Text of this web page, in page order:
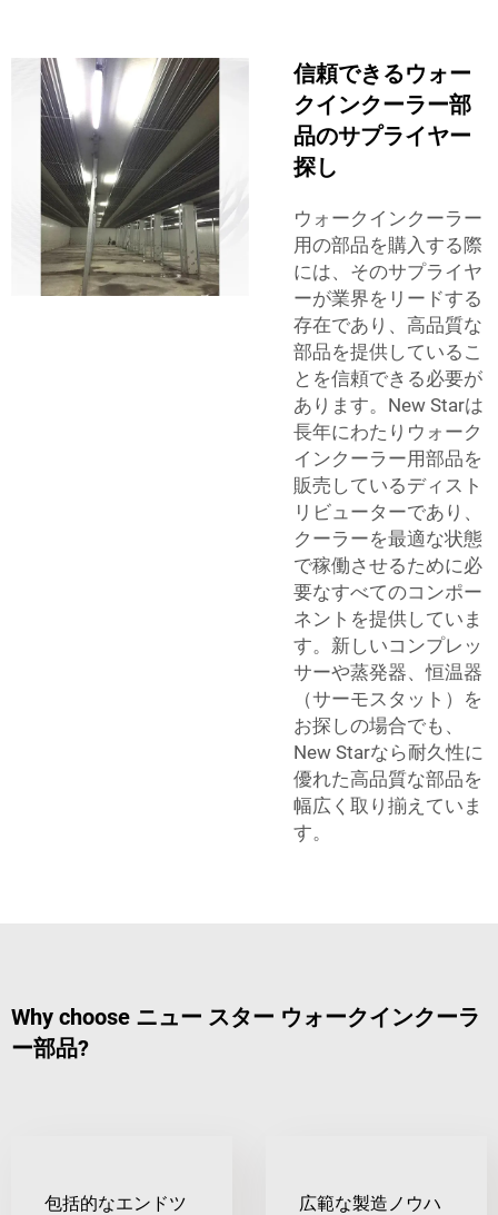
信頼できるウォー
クインクーラー部
品のサプライヤー
探し
ウォークインクーラー
用の部品を購入する際
には、そのサプライヤ
ーが業界をリードする
存在であり、高品質な
部品を提供しているこ
とを信頼できる必要が
あります。New Starは
長年にわたりウォーク
インクーラー用部品を
販売しているディスト
リビューターであり、
クーラーを最適な状態
で稼働させるために必
要なすべてのコンポー
ネントを提供していま
す。新しいコンプレッ
サーや蒸発器、恒温器
（サーモスタット）を
お探しの場合でも、
New Starなら耐久性に
優れた高品質な部品を
幅広く取り揃えていま
す。
Why choose ニュー スター ウォークインクーラ
ー部品?
包括的なエンドツ
広範な製造ノウハ